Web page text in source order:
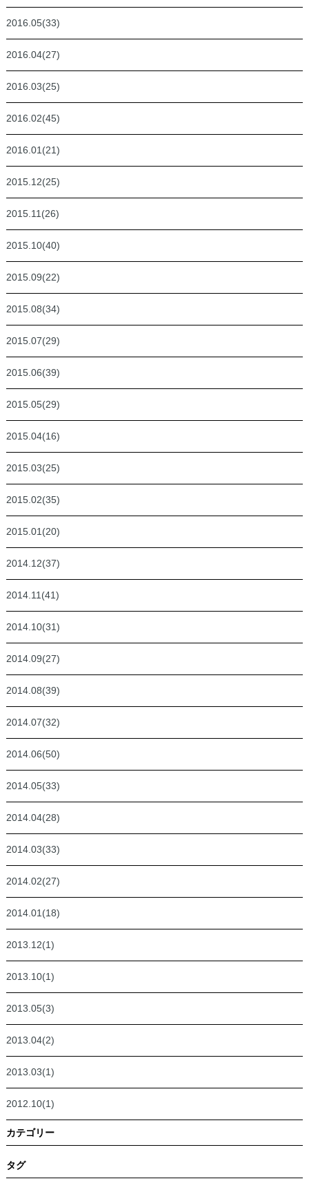
2016.05(33)
2016.04(27)
2016.03(25)
2016.02(45)
2016.01(21)
2015.12(25)
2015.11(26)
2015.10(40)
2015.09(22)
2015.08(34)
2015.07(29)
2015.06(39)
2015.05(29)
2015.04(16)
2015.03(25)
2015.02(35)
2015.01(20)
2014.12(37)
2014.11(41)
2014.10(31)
2014.09(27)
2014.08(39)
2014.07(32)
2014.06(50)
2014.05(33)
2014.04(28)
2014.03(33)
2014.02(27)
2014.01(18)
2013.12(1)
2013.10(1)
2013.05(3)
2013.04(2)
2013.03(1)
2012.10(1)
カテゴリー
タグ